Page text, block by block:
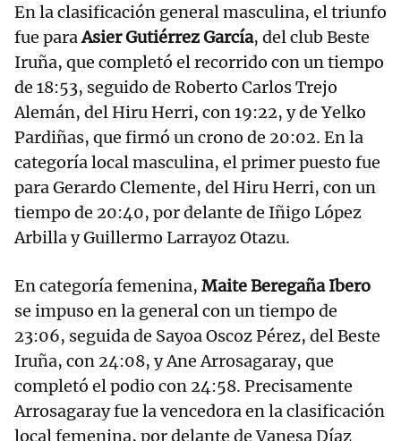
En la clasificación general masculina, el triunfo
fue paraAsier Gutiérrez García, del club Beste
Iruña, que completó el recorrido con un tiempo
de 18:53, seguido de Roberto Carlos Trejo
Alemán, del Hiru Herri, con 19:22, y de Yelko
Pardiñas, que firmó un crono de 20:02. En la
categoría local masculina, el primer puesto fue
para Gerardo Clemente, del Hiru Herri, con un
tiempo de 20:40, por delante de Iñigo López
Arbilla y Guillermo Larrayoz Otazu.
En categoría femenina, Maite Beregaña Ibero
se impuso en la general con un tiempo de
23:06, seguida de Sayoa Oscoz Pérez, del Beste
Iruña, con 24:08, y Ane Arrosagaray, que
completó el podio con 24:58. Precisamente
Arrosagaray fue la vencedora en la clasificación
local femenina, por delante de Vanesa Díaz